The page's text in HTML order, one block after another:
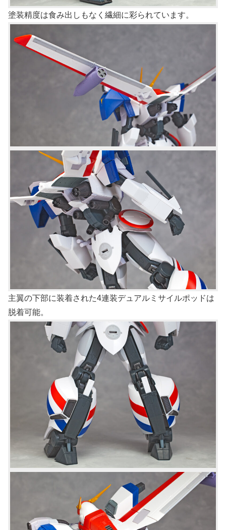
塗装精度は食み出しもなく繊細に彩られています。
主翼の下部に装着された4連装デュアルミサイルポッドは
脱着可能。